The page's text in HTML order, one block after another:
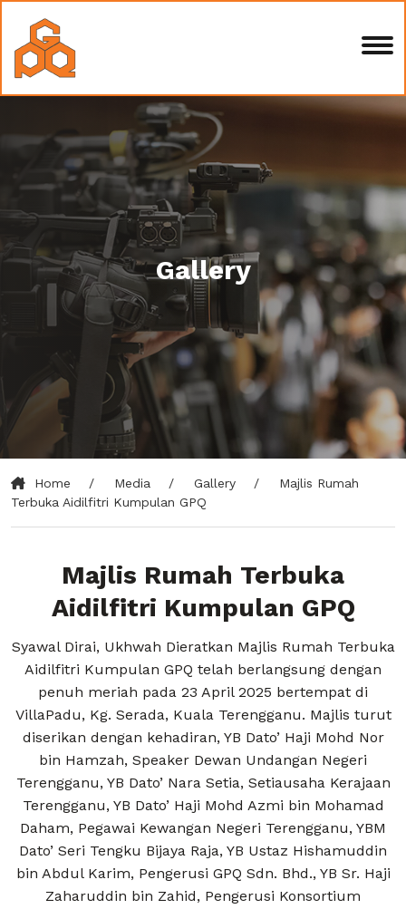
Gallery
Home Media Gallery
Majlis Rumah
Terbuka Aidilfitri Kumpulan GPQ
Majlis Rumah Terbuka
Aidilfitri Kumpulan GPQ
Syawal Dirai, Ukhwah Dieratkan Majlis Rumah Terbuka
Aidilfitri Kumpulan GPQ telah berlangsung dengan
penuh meriah pada 23 April 2025 bertempat di
VillaPadu, Kg. Serada, Kuala Terengganu. Majlis turut
diserikan dengan kehadiran, YB Dato’ Haji Mohd Nor
bin Hamzah, Speaker Dewan Undangan Negeri
Terengganu, YB Dato’ Nara Setia, Setiausaha Kerajaan
Terengganu, YB Dato’ Haji Mohd Azmi bin Mohamad
Daham, Pegawai Kewangan Negeri Terengganu, YBM
Dato’ Seri Tengku Bijaya Raja, YB Ustaz Hishamuddin
bin Abdul Karim, Pengerusi GPQ Sdn. Bhd., YB Sr. Haji
Zaharuddin bin Zahid, Pengerusi Konsortium